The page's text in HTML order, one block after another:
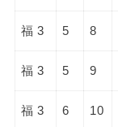
福 3 5 8
福 3 5 9
福 3 6 10